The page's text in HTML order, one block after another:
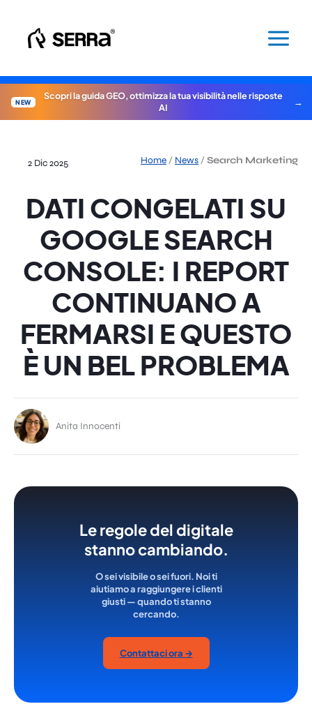
contenuto
NEW
Scopri la guida GEO, ottimizza la tua visibilità nelle risposte
AI
Home / News / Search Marketing
2 Dic 2025
DATI CONGELATI SU
GOOGLE SEARCH
CONSOLE: I REPORT
CONTINUANO A
FERMARSI E QUESTO
È UN BEL PROBLEMA
Anita Innocenti
Le regole del digitale
stanno cambiando.
O sei visibile o sei fuori. Noi ti
aiutiamo a raggiungere i clienti
giusti — quando ti stanno
cercando.
Contattaci ora →